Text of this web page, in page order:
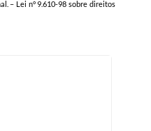
– Lei n° 9.610-98 sobre direitos